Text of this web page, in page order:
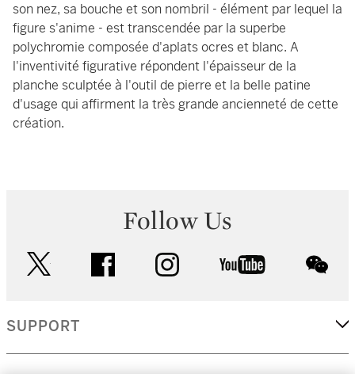
son nez, sa bouche et son nombril - élément par lequel la
figure s'anime - est transcendée par la superbe
polychromie composée d'aplats ocres et blanc. A
l'inventivité figurative répondent l'épaisseur de la
planche sculptée à l'outil de pierre et la belle patine
d'usage qui affirment la très grande ancienneté de cette
création.
Follow Us
facebook instagram youtube
SUPPORT